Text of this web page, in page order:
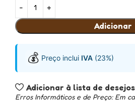
Adicionar
💰 Preço inclui IVA (23%)
Adicionar à lista de desejos
Erros Informáticos e de Preço: Em